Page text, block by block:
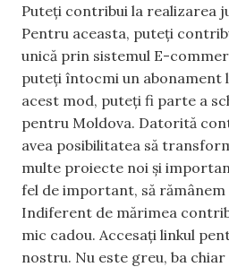
Puteți contribui la realizarea
Pentru aceasta, puteți
unică prin sistemul E-
puteți întocmi un abonament
acest mod, puteți fi parte a
pentru Moldova. Datorită
avea posibilitatea să
multe proiecte noi și
fel de important, să
Indiferent de mărimea
mic cadou. Accesați linkul
nostru. Nu este greu, ba chiar